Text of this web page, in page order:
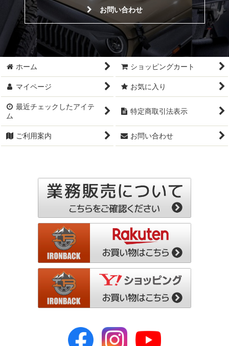
お問い合わせ
ホーム ショッピングカート
マイページ お気に入り
最近チェックしたアイテ
ム
特定商取引法表示
ご利用案内 お問い合わせ